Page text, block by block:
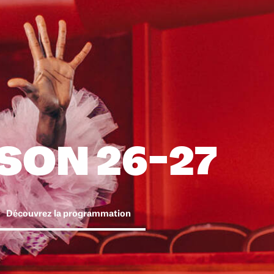
26-27
Découvrez la programmation